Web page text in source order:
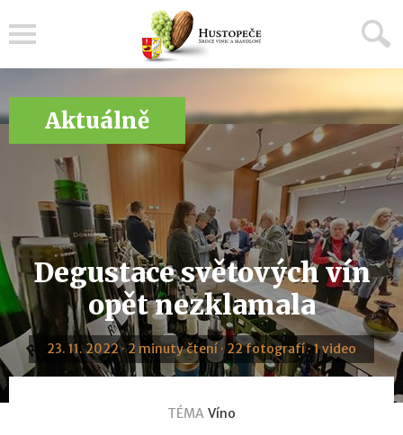
Aktuálně
Degustace světových vín
opět nezklamala
23. 11. 2022 · 2 minuty čtení · 22 fotografí · 1 video
TÉMA Víno